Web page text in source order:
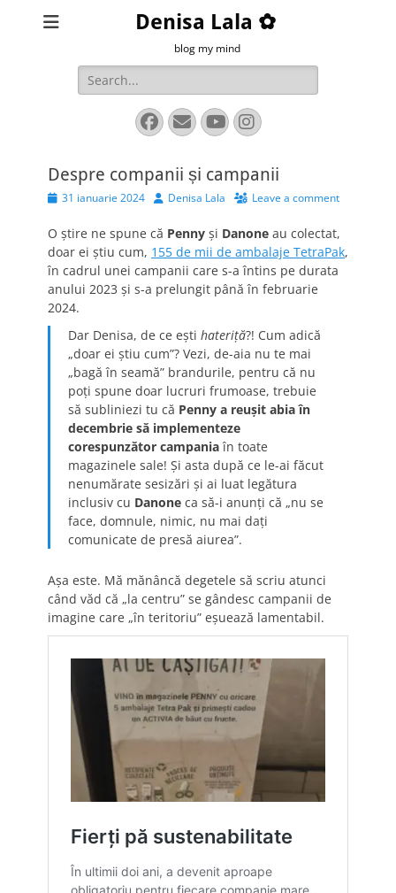
Denisa Lala ✿
blog my mind
Search
for:
Facebook
EmailYouTube
Instagram
Despre companii și campanii
Posted
31 ianuarie 2024 AuthorDenisa Lala Leave a comment
O știre ne spune că Penny și Danone au colectat,
doar ei știu cum, 155 de mii de ambalaje TetraPak,
în cadrul unei campanii care s-a întins pe durata
anului 2023 și s-a prelungit până în februarie
2024.
Dar Denisa, de ce ești hateriță?! Cum adică
„doar ei știu cum”? Vezi, de-aia nu te mai
„bagă în seamă” brandurile, pentru că nu
poți spune doar lucruri frumoase, trebuie
să subliniezi tu că Penny a reușit abia în
decembrie să implementeze
corespunzător campaniaîn toate
magazinele sale! Și asta după ce le-ai făcut
nenumărate sesizări și ai luat legătura
inclusiv cu Danone ca să-i anunți că „nu se
face, domnule, nimic, nu mai dați
comunicate de presă aiurea”.
Așa este. Mă mănâncă degetele să scriu atunci
când văd că „la centru” se gândesc campanii de
imagine care „în teritoriu” eșuează lamentabil.